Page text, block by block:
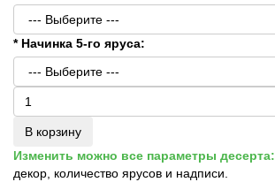
* Начинка 5-го яруса:
В корзину
Изменить можно все параметры десерта:
декор, количество ярусов и надписи.